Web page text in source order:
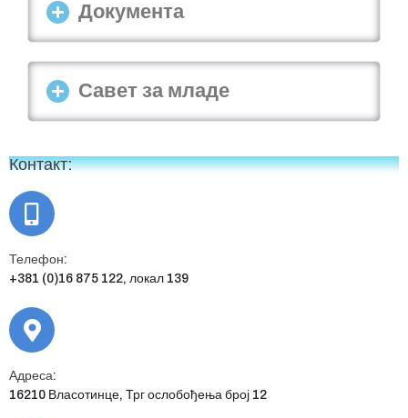
Документа
Савет за младе
Контакт:
Телефон:
+381 (0)16 875 122, локал 139
Адреса:
16210 Власотинце, Трг ослобођења број 12